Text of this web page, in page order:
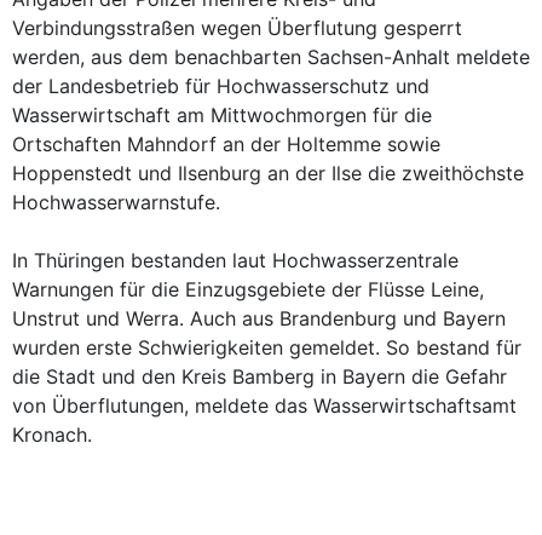
Verbindungsstraßen wegen Überflutung gesperrt
werden, aus dem benachbarten Sachsen-Anhalt meldete
der Landesbetrieb für Hochwasserschutz und
Wasserwirtschaft am Mittwochmorgen für die
Ortschaften Mahndorf an der Holtemme sowie
Hoppenstedt und Ilsenburg an der Ilse die zweithöchste
Hochwasserwarnstufe.
In Thüringen bestanden laut Hochwasserzentrale
Warnungen für die Einzugsgebiete der Flüsse Leine,
Unstrut und Werra. Auch aus Brandenburg und Bayern
wurden erste Schwierigkeiten gemeldet. So bestand für
die Stadt und den Kreis Bamberg in Bayern die Gefahr
von Überflutungen, meldete das Wasserwirtschaftsamt
Kronach.